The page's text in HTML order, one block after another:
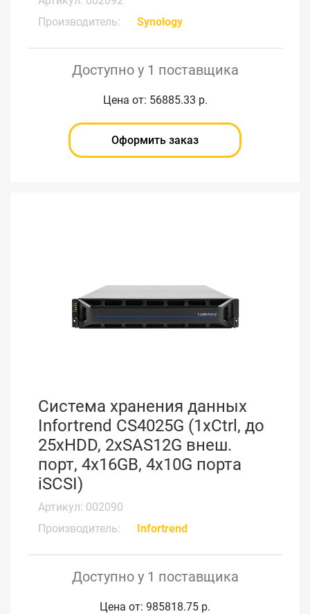
Производитель:
Synology
Доступно у 1 поставщика
Цена от: 56885.33 р.
Оформить заказ
Система хранения данных
Infortrend CS4025G (1xCtrl, до
25xHDD, 2xSAS12G внеш.
порт, 4x16GB, 4x10G порта
iSCSI)
Артикул: 002090
Производитель:
Infortrend
Доступно у 1 поставщика
Цена от: 985818.75 р.